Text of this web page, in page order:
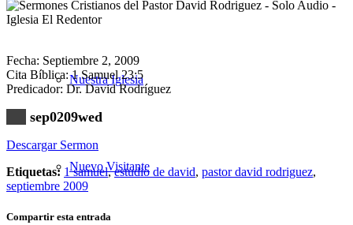
Nuestra Iglesia
Nuevo Visitante
Fecha: Septiembre 2, 2009
Cita Bíblica: 1 Samuel 23:5
Predicador: Dr. David Rodríguez
sep0209wed
Descargar Sermon
Etiquetas: 1 samuel,estudio de david, pastor david rodriguez,
septiembre 2009
Compartir esta entrada